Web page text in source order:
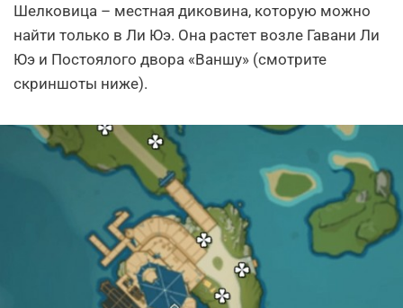
Шелковица – местная диковина, которую можно
найти только в Ли Юэ. Она растет возле Гавани Ли
Юэ и Постоялого двора «Ваншу» (смотрите
скриншоты ниже).